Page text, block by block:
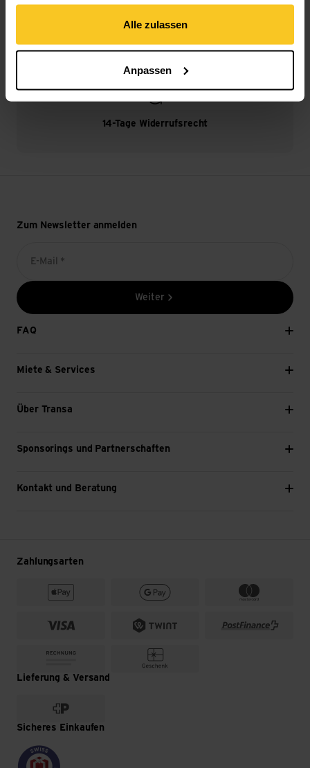
gesammelt haben.
Alle zulassen
Anpassen
Sicheres Bezahlen mit Twint, Kreditkarte und mehr.
14-Tage Widerrufsrecht
Zum Newsletter anmelden
E-Mail *
Weiter
FAQ
Miete & Services
Über Transa
Sponsorings und Partnerschaften
Kontakt und Beratung
Zahlungsarten
Lieferung & Versand
Sicheres Einkaufen